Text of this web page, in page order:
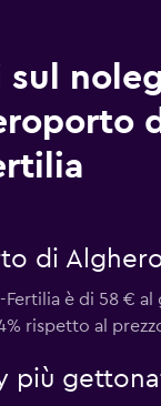
di
è di 58 €
rispetto al
più